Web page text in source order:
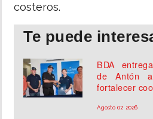
costeros.
Te puede
BDA
de Antón
fortalecer
Agosto 07, 2026